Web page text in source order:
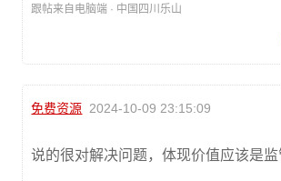
跟帖来自电脑端 · 中国四川乐山
免费资源 2024-10-09 23:15:09
说的很对解决问题，体现价值应该是